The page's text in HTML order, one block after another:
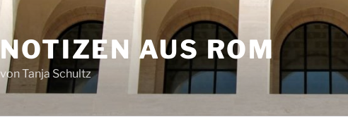
NOTIZEN AUS ROM
von Tanja Schultz